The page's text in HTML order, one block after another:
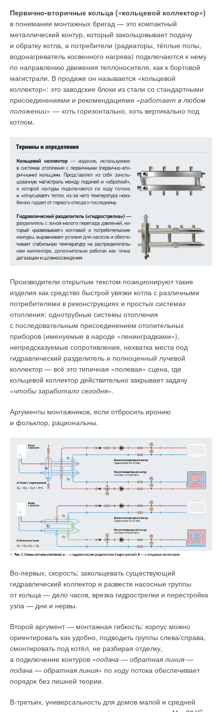
Первично-вторичные кольца («кольцевой коллектор»)
в понимании монтажных бригад — это компактный
металлический контур, который закольцовывает подачу
и обратку котла, а потребители (радиаторы, тёплые полы,
водонагреватель косвенного нагрева) подключаются к нему
по направлению движения теплоносителя, как к бортовой
магистрали. В продаже он называется «кольцевой
коллектор»: это заводские блоки из стали со стандартными
присоединениями и рекомендациями «работает в любом
положении» — хоть горизонтально, хоть вертикально под
котлом.
Производители открытым текстом позиционируют такие
изделия как средство быстрой увязки котла с различными
потребителями в реконструкциях и простых системах
отопления: однотрубные системы отопления
с последовательным присоединением отопительных
приборов (именуемые в народе «ленинградками»),
непредсказуемые сопротивления, нехватка места под
гидравлический разделитель и полноценный лучевой
коллектор — всё это типичная «полевая» сцена, где
кольцевой коллектор действительно закрывает задачу
«чтобы заработало сегодня».
Аргументы монтажников, если отбросить иронию
и фольклор, рациональны.
Во-первых, скорость: закольцевать существующий
гидравлический коллектор и развести насосные группы
от кольца — дело часов, врезка гидрострелки и перестройка
узла — дни и нервы.
Второй аргумент — монтажная гибкость: корпус можно
ориентировать как удобно, подводить группы слева/справа,
смонтировать под котёл, не разбирая отделку,
а подключение контуров «подача — обратная линия —
подача — обратная линия» по ходу потока обеспечивает
порядок без лишней теории.
В-третьих, универсальность для домов малой и средней
регулятором
с нейроконтроллером.
Показано, что система с ПИД-
регулятором
эффективнее системы с ПИ-
регулятором.
Ключевые слова:система
теплоснабжения,
автоматизированная система
управления (АСУ), система
автоматического
регулятор, ПИД-регулятор,
нейроконтроллер, степень
нейронная сеть.
automatic control system, PI
controller, PID controller,
neurocontroller, degree of
attenuation, disturbance, control
time, artificial neural network.
Пункт 2 статьи 3 Федерального закона №190-ФЗ «О
теплоснабжении» [1] устанавливает общие принципы
организации отношений и основы государственной политики
в сфере теплоснабжения, включающие: обеспечение
и потребления тепловой энергии. Для мегаполиса
федерального значения города Москвы утверждён документ:
«Схема теплоснабжения города Москвы на период до 2035
года», требования к которому прописаны в Постановлении
энергию (мощность) и теплоноситель в установленных
границах территории поселения, муниципального округа,
городского округа, города» включает один из ключевых
показателей: «б) существующие и перспективные объёмы
потребления тепловой энергии».
Для повышения энергетической эффективности потребителя
тепловой энергии необходимо выполнить
совершенствование прогнозного теплового баланса объекта
посредством комбинированного применения
детерминированных и стохастических подходов при расчёте
(АСУ) тепловыми процессами. Преимущества достоверного
и точного прогнозного теплопотребления: снижение
эффективности, рациональное использование топлива
на источнике тепловой энергии, сокращение затрат
на потребление природного газа. Перечисленные
преимущества повышают уровень энергосбережения и как
следствие, приводят к экономии денежных средств.
Существующие методы расчёта тепловых нагрузок здания,
которые основаны на нормативных документах РФ,
являются укрупнёнными и статичными. При
детализированном расчёте стационарных режимов
математическая модель даже для отдельно стоящего здания
становится чрезвычайно большой из-за значительного
количества влияющих параметров; получить все исходные
данные для таких моделей не представляется возможным.
При расчёте переходных процессов, управляемых системой
автоматического регулирования (САР), в математическую
модель необходимо ввести дополнительные факторы,
которые имеют различный вклад в физику процесса
тепломассообмена [3]. Результатом является система
интегральных и логических уравнений, которая зачастую
не имеет общего решения.
В настоящее время для прогнозирования теплопотребления
зданиями используются четыре основных метода: